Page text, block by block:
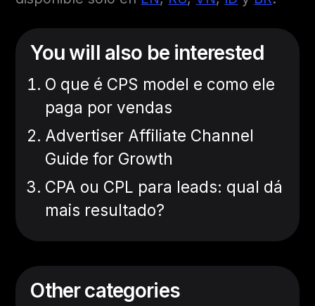
You will also be interested
O que é CPS model e como ele
paga por vendas
Advertiser Affiliate Channel
Guide for Growth
CPA ou CPL para leads: qual dá
mais resultado?
Other categories